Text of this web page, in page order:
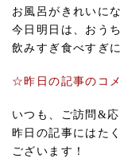
お風呂がきれいに
今日明日は、おう
飲みすぎ食べすぎ
☆昨日の記事のコ
いつも、ご訪問&
昨日の記事にはた
ございます！